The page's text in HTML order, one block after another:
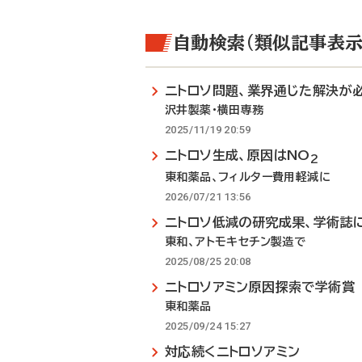
自動検索（類似記事表示
ニトロソ問題、業界通じた解決が
沢井製薬・横田専務
2025/11/19 20:59
ニトロソ生成、原因はNO 2
東和薬品、フィルター費用軽減に
2026/07/21 13:56
ニトロソ低減の研究成果、学術誌
東和、アトモキセチン製造で
2025/08/25 20:08
ニトロソアミン原因探索で学術賞
東和薬品
2025/09/24 15:27
対応続くニトロソアミン